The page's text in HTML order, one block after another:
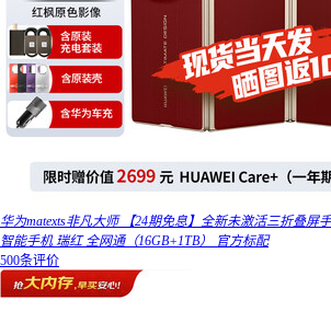
华为matexts非凡大师 【24期免息】全新未激活三折叠屏
智能手机 瑞红 全网通（16GB+1TB） 官方标配
500条评价